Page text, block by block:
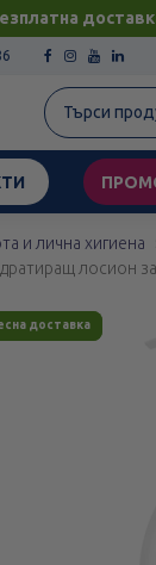
и лична хигиена
лосион
доставка
доставка